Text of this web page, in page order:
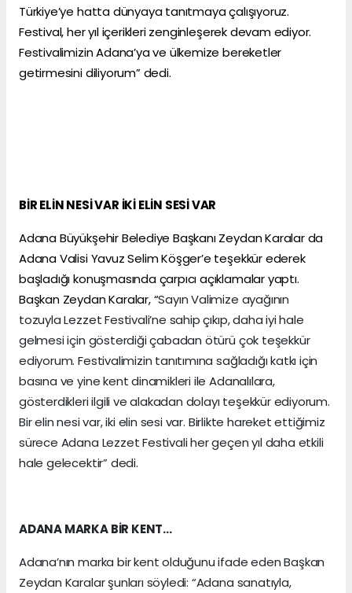
Türkiye’ye hatta dünyaya tanıtmaya çalışıyoruz.
Festival, her yıl içerikleri zenginleşerek devam ediyor.
Festivalimizin Adana’ya ve ülkemize bereketler
getirmesini diliyorum” dedi.
BİR ELİN NESİ VAR İKİ ELİN SESİ VAR
Adana Büyükşehir Belediye Başkanı Zeydan Karalar da
Adana Valisi Yavuz Selim Köşger’e teşekkür ederek
başladığı konuşmasında çarpıcı açıklamalar yaptı.
Başkan Zeydan Karalar, “Sayın Valimize ayağının
tozuyla Lezzet Festivali’ne sahip çıkıp, daha iyi hale
gelmesi için gösterdiği çabadan ötürü çok teşekkür
ediyorum. Festivalimizin tanıtımına sağladığı katkı için
basına ve yine kent dinamikleri ile Adanalılara,
gösterdikleri ilgili ve alakadan dolayı teşekkür ediyorum.
Bir elin nesi var, iki elin sesi var. Birlikte hareket ettiğimiz
sürece Adana Lezzet Festivali her geçen yıl daha etkili
hale gelecektir” dedi.
ADANA MARKA BİR KENT…
Adana’nın marka bir kent olduğunu ifade eden Başkan
Zeydan Karalar şunları söyledi: “Adana sanatıyla,